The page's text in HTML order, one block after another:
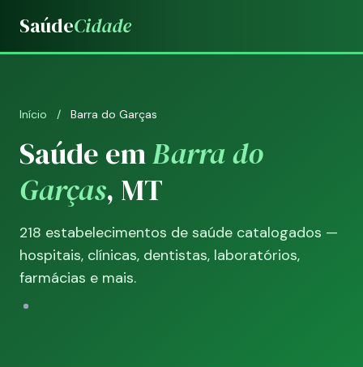
SaúdeCidade
Início / Barra do Garças
Saúde emBarra do
Garças, MT
218 estabelecimentos de saúde catalogados —
hospitais, clínicas, dentistas, laboratórios,
farmácias e mais.